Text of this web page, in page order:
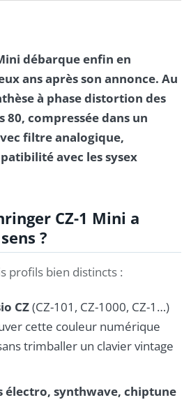
débarque enfin en
ans après son annonce. Au
à phase distortion des
80, compressée dans un
filtre analogique,
avec les sysex
CZ-1 Mini a
?
profils bien distincts :
CZ(CZ-101, CZ-1000, CZ-1…)
cette couleur numérique
trimballer un clavier vintage
électro, synthwave, chiptune